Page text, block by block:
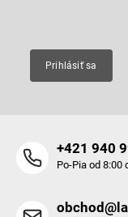
Prihlásiť sa
+421 940
Po-Pia od 8:00